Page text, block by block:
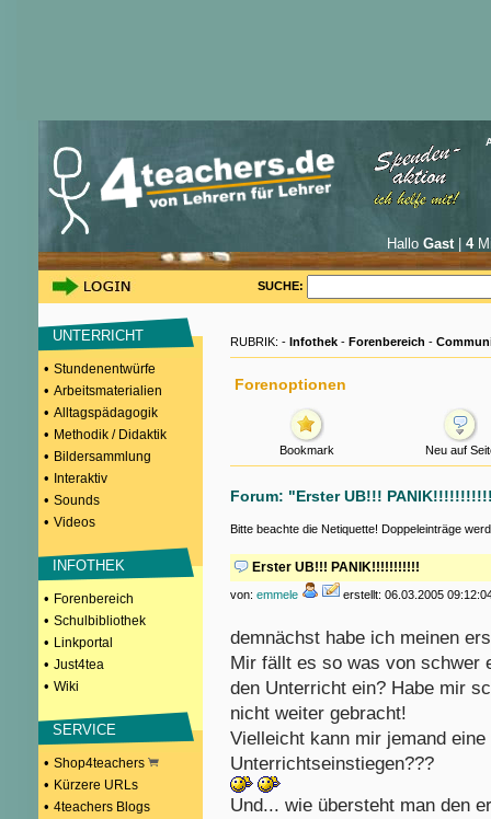
Hallo Gast| 4
SUCHE:
UNTERRICHT
• Stundenentwürfe
• Arbeitsmaterialien
• Alltagspädagogik
• Methodik / Didaktik
• Bildersammlung
• Interaktiv
• Sounds
• Videos
INFOTHEK
• Forenbereich
• Schulbibliothek
• Linkportal
• Just4tea
• Wiki
SERVICE
• Shop4teachers
• Kürzere URLs
• 4teachers Blogs
RUBRIK: - Infothek - Forenbereich -
Forenoptionen
Bookmark Neu auf
Forum: "Erster UB!!!
Bitte beachte die Netiquette! Doppeleinträge
Erster UB!!! PANIK!!!!!!!!!!!
von: emmele erstellt: 06.03.2005
demnächst habe ich meinen
Mir fällt es so was von schwer
den Unterricht ein? Habe mir
nicht weiter gebracht!
Vielleicht kann mir jemand
Unterrichtseinstiegen???
Und... wie übersteht man den